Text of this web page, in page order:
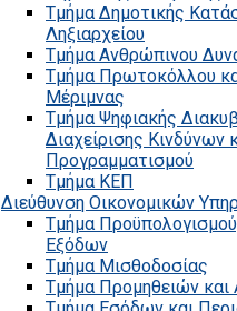
Τμήμα Δημοτικής
Ληξιαρχείου
Τμήμα Ανθρώπινου
Τμήμα Πρωτοκόλλου
Μέριμνας
Τμήμα Ψηφιακής
Διαχείρισης Κινδύνων
Προγραμματισμού
Τμήμα ΚΕΠ
Διεύθυνση Οικονομικών
Τμήμα
Εξόδων
Τμήμα Μισθοδοσίας
Τμήμα Προμηθειών και